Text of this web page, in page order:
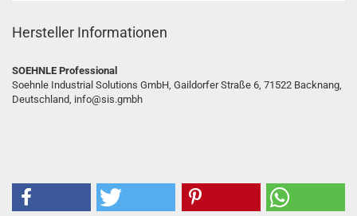
Hersteller Informationen
SOEHNLE Professional
Soehnle Industrial Solutions GmbH, Gaildorfer Straße 6, 71522 Backnang,
Deutschland, info@sis.gmbh